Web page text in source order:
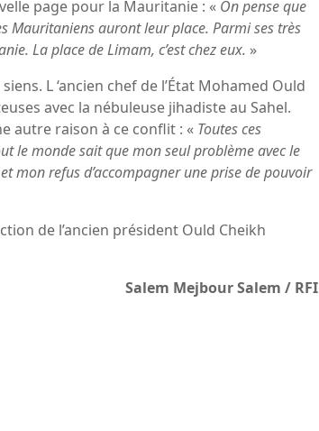
page pour la Mauritanie : « On pense que
Mauritaniens auront leur place. Parmi ses très
La place de Limam, c’est chez eux. »
L ‘ancien chef de l’État Mohamed Ould
avec la nébuleuse jihadiste au Sahel.
autre raison à ce conflit : « Toutes ces
le monde sait que mon seul problème avec le
mon refus d’accompagner une prise de pouvoir
de l’ancien président Ould Cheikh
Salem Mejbour Salem / RFI